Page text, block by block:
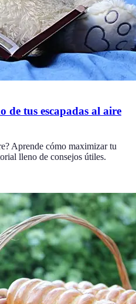
tus escapadas al aire
Aprende cómo maximizar tu
lleno de consejos útiles.